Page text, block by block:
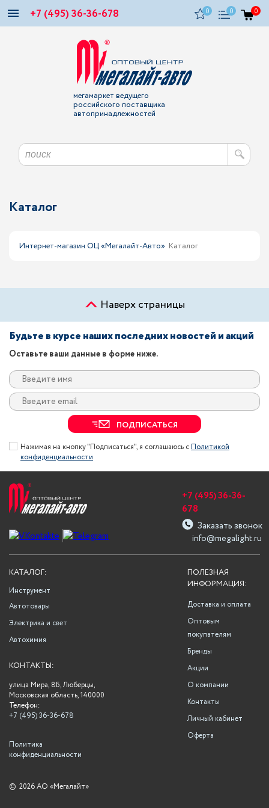
+7 (495) 36-36-678 0 0 0
мегамаркет ведущего
российского поставщика
автопринадлежностей
Каталог
Интернет-магазин ОЦ «Мегалайт-Авто» Каталог
Наверх страницы
Будьте в курсе наших последних новостей и акций
Оставьте ваши данные в форме ниже.
ПОДПИСАТЬСЯ
Нажимая на кнопку "Подписаться", я соглашаюсь сПолитикой
конфиденциальности
info@megalight.ru
+7 (495) 36-36-
678
Заказать звонок
ПОЛЕЗНАЯ
ИНФОРМАЦИЯ:
Доставка и оплата
Оптовым
покупателям
Бренды
Акции
О компании
Контакты
Личный кабинет
Оферта
КАТАЛОГ:
Инструмент
Автотовары
Электрика и свет
Автохимия
КОНТАКТЫ:
улица Мира, 8Б, Люберцы,
Московская область, 140000
Телефон:
+7 (495) 36-36-678
Политика
конфиденциальности
© 2026 АО «Мегалайт»